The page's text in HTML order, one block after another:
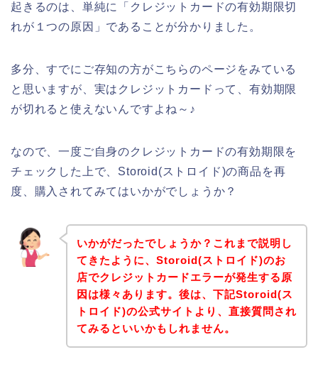
起きるのは、単純に「クレジットカードの有効期限切
れが１つの原因」であることが分かりました。
多分、すでにご存知の方がこちらのページをみている
と思いますが、実はクレジットカードって、有効期限
が切れると使えないんですよね～♪
なので、一度ご自身のクレジットカードの有効期限を
チェックした上で、Storoid(ストロイド)の商品を再
度、購入されてみてはいかがでしょうか？
いかがだったでしょうか？これまで説明し
てきたように、Storoid(ストロイド)のお
店でクレジットカードエラーが発生する原
因は様々あります。後は、下記Storoid(ス
トロイド)の公式サイトより、直接質問され
てみるといいかもしれません。